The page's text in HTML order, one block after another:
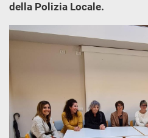
della Polizia Locale.